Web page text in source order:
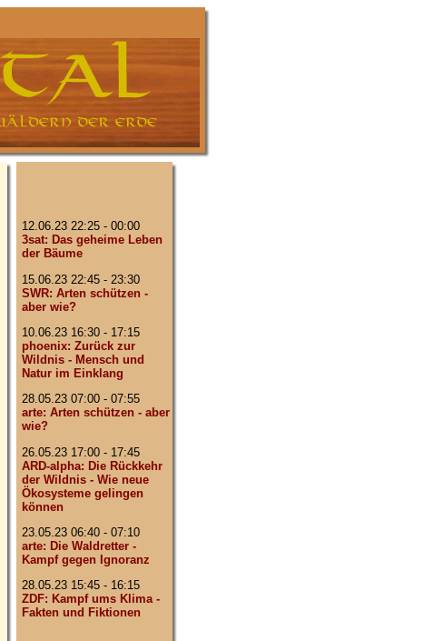
12.06.23 22:25 - 00:00
3sat: Das geheime Leben
der Bäume
15.06.23 22:45 - 23:30
SWR: Arten schützen -
aber wie?
10.06.23 16:30 - 17:15
phoenix: Zurück zur
Wildnis - Mensch und
Natur im Einklang
28.05.23 07:00 - 07:55
arte: Arten schützen - aber
wie?
26.05.23 17:00 - 17:45
ARD-alpha: Die Rückkehr
der Wildnis - Wie neue
Ökosysteme gelingen
können
23.05.23 06:40 - 07:10
arte: Die Waldretter -
Kampf gegen Ignoranz
28.05.23 15:45 - 16:15
ZDF: Kampf ums Klima -
Fakten und Fiktionen